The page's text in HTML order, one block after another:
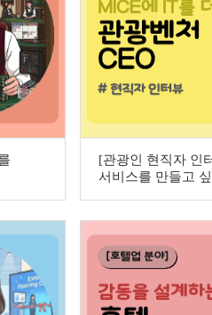
[관광인 현직자 인
서비스를 만들고